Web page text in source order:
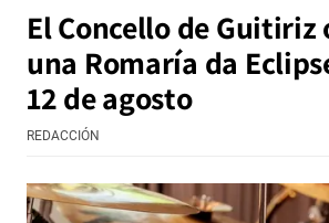
El Concello de Guitiriz
una Romaría da
12 de agosto
REDACCIÓN